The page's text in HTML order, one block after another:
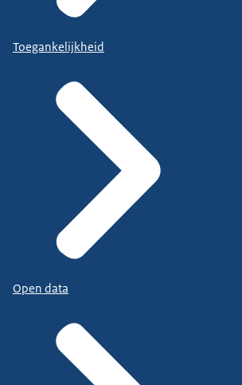
Toegankelijkheid
Open data